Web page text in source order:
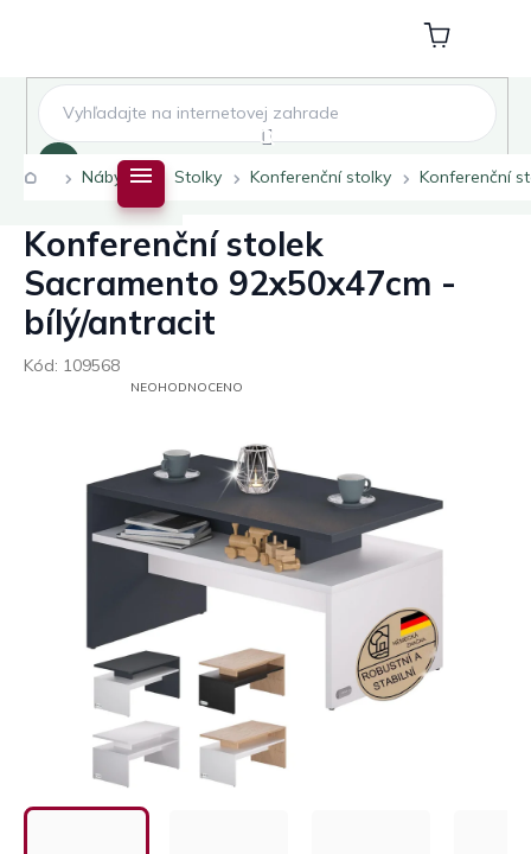
Nákupní
košík
DomůNábytek Stolky Konferenční stolky Konferenční
Konferenční stolek
Sacramento 92x50x47cm -
bílý/antracit
Kód: 109568
PRŮMĚRNÉ
HVĚZDIČEK.
NEOHODNOCENO